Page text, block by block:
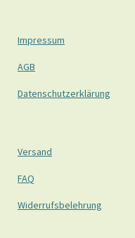
Impressum
AGB
Datenschutzerklärung
Versand
FAQ
Widerrufsbelehrung